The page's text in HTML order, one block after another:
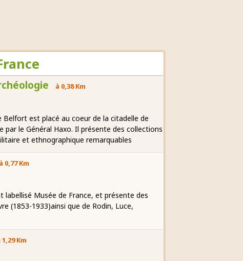
à 0,38 Km
est placé au coeur de la citadelle de
par le Général Haxo. Il présente des collections
et ethnographique remarquables
à 0,77 Km
Musée de France, et présente des
(1853-1933)ainsi que de Rodin, Luce,
1,29 Km